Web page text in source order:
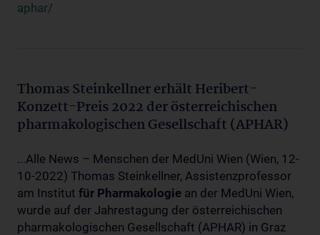
aphar/
Thomas Steinkellner erhält Heribert-
Konzett-Preis 2022 der österreichischen
pharmakologischen Gesellschaft (APHAR)
...Alle News – Menschen der MedUni Wien (Wien, 12-
10-2022) Thomas Steinkellner, Assistenzprofessor
am Institut für Pharmakologie an der MedUni Wien,
wurde auf der Jahrestagung der österreichischen
pharmakologischen Gesellschaft (APHAR) in Graz